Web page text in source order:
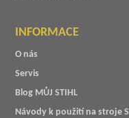
INFORMACE
O nás
Servis
Blog MŮJ STIHL
Návody k použití na stroje